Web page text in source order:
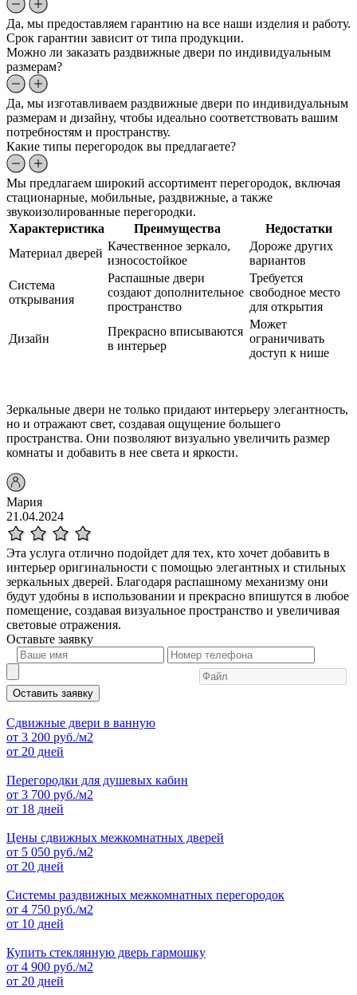
Да, мы предоставляем гарантию на все наши изделия и работу.
Срок гарантии зависит от типа продукции.
Можно ли заказать раздвижные двери по индивидуальным
размерам?
Да, мы изготавливаем раздвижные двери по индивидуальным
размерам и дизайну, чтобы идеально соответствовать вашим
потребностям и пространству.
Какие типы перегородок вы предлагаете?
Мы предлагаем широкий ассортимент перегородок, включая
стационарные, мобильные, раздвижные, а также
звукоизолированные перегородки.
Характеристика
Преимущества
Недостатки
Материал дверей
Качественное зеркало,
износостойкое
Дороже других
вариантов
Система
открывания
Распашные двери
создают дополнительное
пространство
Требуется
свободное место
для открытия
Дизайн
Прекрасно вписываются
в интерьер
Может
ограничивать
доступ к нише
Зеркальные двери не только придают интерьеру элегантность,
но и отражают свет, создавая ощущение большего
пространства. Они позволяют визуально увеличить размер
комнаты и добавить в нее света и яркости.
Мария
21.04.2024
Эта услуга отлично подойдет для тех, кто хочет добавить в
интерьер оригинальности с помощью элегантных и стильных
зеркальных дверей. Благодаря распашному механизму они
будут удобны в использовании и прекрасно впишутся в любое
помещение, создавая визуальное пространство и увеличивая
световые отражения.
Оставьте заявку
Оставить заявку
Сдвижные двери в ванную
от 3 200 руб./м2
от 20 дней
Перегородки для душевых кабин
от 3 700 руб./м2
от 18 дней
Цены сдвижных межкомнатных дверей
от 5 050 руб./м2
от 20 дней
Системы раздвижных межкомнатных перегородок
от 4 750 руб./м2
от 10 дней
Купить стеклянную дверь гармошку
от 4 900 руб./м2
от 20 дней